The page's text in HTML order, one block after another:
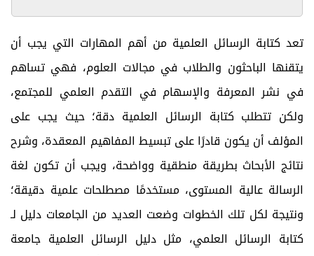
تعد كتابة الرسائل العلمية من أهم المهارات التي يجب أن
يتقنها الباحثون والطلاب في مجالات العلوم، فهي تساهم
في نشر المعرفة والإسهام في التقدم العلمي للمجتمع،
ولكن تتطلب كتابة الرسائل العلمية دقة؛ حيث يجب على
المؤلف أن يكون قادرًا على تبسيط المفاهيم المعقدة، وشرح
نتائج الأبحاث بطريقة منطقية وواضحة، ويجب أن تكون لغة
الرسالة عالية المستوى، مستخدمًا مصطلحات علمية دقيقة؛
ونتيجة لكل تلك الخطوات وضعت العديد من الجامعات دليل لـ
كتابة الرسائل العلمي، مثل دليل الرسائل العلمية جامعة